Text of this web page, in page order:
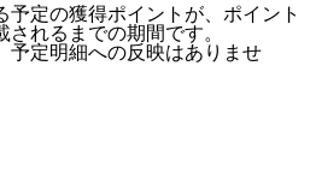
予定の獲得ポイントが、ポイント
されるまでの期間です。
予定明細への反映はありませ